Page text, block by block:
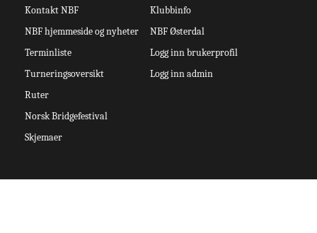
Kontakt NBF
NBF hjemmeside og nyheter
Terminliste
Turneringsoversikt
Ruter
Norsk Bridgefestival
Skjemaer
Klubbinfo
NBF Østerdal
Logg inn brukerprofil
Logg inn admin